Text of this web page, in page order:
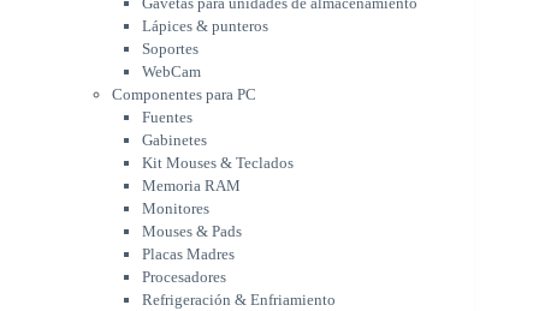
Gabinetes
Kit Mouses & Teclados
Memoria RAM
Monitores
Mouses & Pads
Placas Madres
Procesadores
Refrigeración & Enfriamiento
Tarjetas Gráficas
Teclados
Equipos NUC
Equipos OEM & Pre-Ensamblados
Licencias & Softwares
Lápices & punteros
Soportes
WebCam
Componentes para PC
Fuentes
Gabinetes
Kit Mouses & Teclados
Memoria RAM
Monitores
Mouses & Pads
Placas Madres
Procesadores
Refrigeración & Enfriamiento